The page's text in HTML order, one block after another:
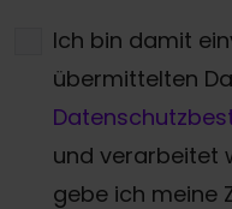
Ich bin damit
übermittelten
und verarbeitet
gebe ich meine